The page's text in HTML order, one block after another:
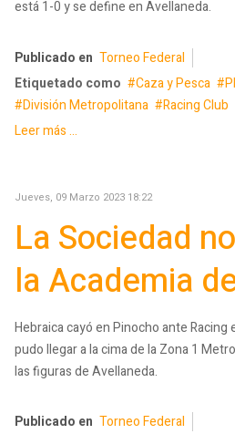
está 1-0 y se define en Avellaneda.
Publicado en Torneo Federal
Etiquetado como
Caza y Pesca
División Metropolitana
Racing Club
Leer más ...
Jueves, 09 Marzo 2023 18:22
La Sociedad
la Academia
Hebraica cayó en Pinocho ante
pudo llegar a la cima de la Zona 1
las figuras de Avellaneda.
Publicado en Torneo Federal